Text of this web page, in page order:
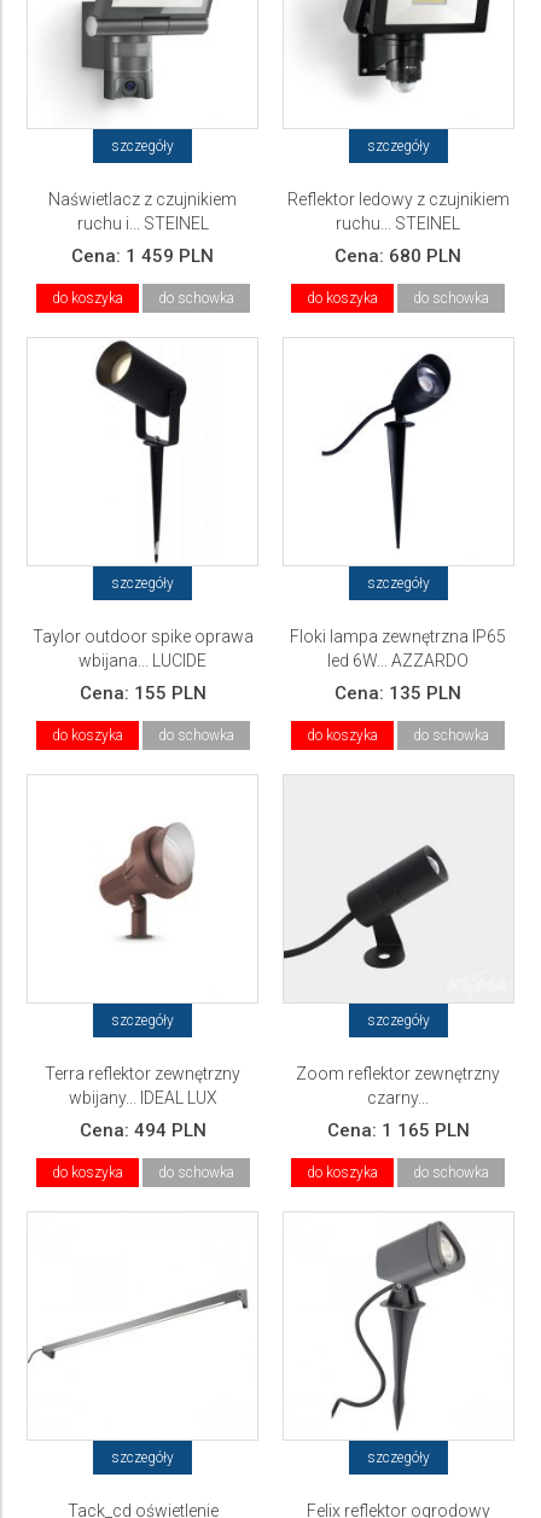
szczegóły
Naświetlacz z czujnikiem
ruchu i... STEINEL
Cena: 1 459 PLN
do koszyka do schowka
szczegóły
Reflektor ledowy z czujnikiem
ruchu... STEINEL
Cena: 680 PLN
do koszyka do schowka
szczegóły
Taylor outdoor spike oprawa
wbijana... LUCIDE
Cena: 155 PLN
do koszyka do schowka
szczegóły
Floki lampa zewnętrzna IP65
led 6W... AZZARDO
Cena: 135 PLN
do koszyka do schowka
szczegóły
Terra reflektor zewnętrzny
wbijany... IDEAL LUX
Cena: 494 PLN
do koszyka do schowka
szczegóły
Zoom reflektor zewnętrzny
czarny...
Cena: 1 165 PLN
do koszyka do schowka
szczegóły
Tack_cd oświetlenie
szczegóły
Felix reflektor ogrodowy